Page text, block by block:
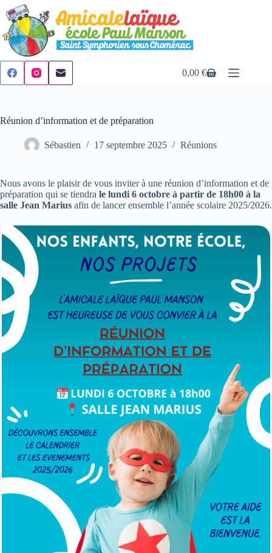
Passer
au
contenu
Panier
0,00€
Réunion d’information et de préparation
Sébastien 17 septembre 2025 Réunions
Nous avons le plaisir de vous inviter à une réunion d’information et de
préparation qui se tiendra le lundi 6 octobre à partir de 18h00 à la
salle Jean Marius afin de lancer ensemble l’année scolaire 2025/2026.